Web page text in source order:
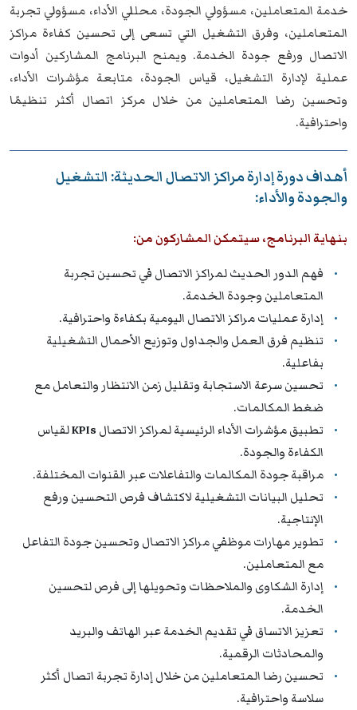
خدمة المتعاملين، مسؤولي الجودة، محللي الأداء، مسؤولي تجربة
المتعاملين، وفرق التشغيل التي تسعى إلى تحسين كفاءة مراكز
الاتصال ورفع جودة الخدمة. ويمنح البرنامج المشاركين أدوات
عملية لإدارة التشغيل، قياس الجودة، متابعة مؤشرات الأداء،
وتحسين رضا المتعاملين من خلال مركز اتصال أكثر تنظيمًا
واحترافية.
أهداف دورة إدارة مراكز الاتصال الحديثة: التشغيل
والجودة والأداء:
بنهاية البرنامج، سيتمكن المشاركون من:
فهم الدور الحديث لمراكز الاتصال في تحسين تجربة
المتعاملين وجودة الخدمة.
إدارة عمليات مراكز الاتصال اليومية بكفاءة واحترافية.
تنظيم فرق العمل والجداول وتوزيع الأحمال التشغيلية
بفاعلية.
تحسين سرعة الاستجابة وتقليل زمن الانتظار والتعامل مع
ضغط المكالمات.
تطبيق مؤشرات الأداء الرئيسية لمراكز الاتصالKPIsلقياس
الكفاءة والجودة.
مراقبة جودة المكالمات والتفاعلات عبر القنوات المختلفة.
تحليل البيانات التشغيلية لاكتشاف فرص التحسين ورفع
الإنتاجية.
تطوير مهارات موظفي مراكز الاتصال وتحسين جودة التفاعل
مع المتعاملين.
إدارة الشكاوى والملاحظات وتحويلها إلى فرص لتحسين
الخدمة.
تعزيز الاتساق في تقديم الخدمة عبر الهاتف والبريد
والمحادثات الرقمية.
تحسين رضا المتعاملين من خلال إدارة تجربة اتصال أكثر
سلاسة واحترافية.